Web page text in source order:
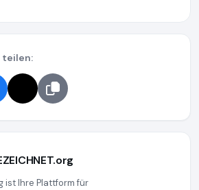
teilen:
ist Ihre Plattform für